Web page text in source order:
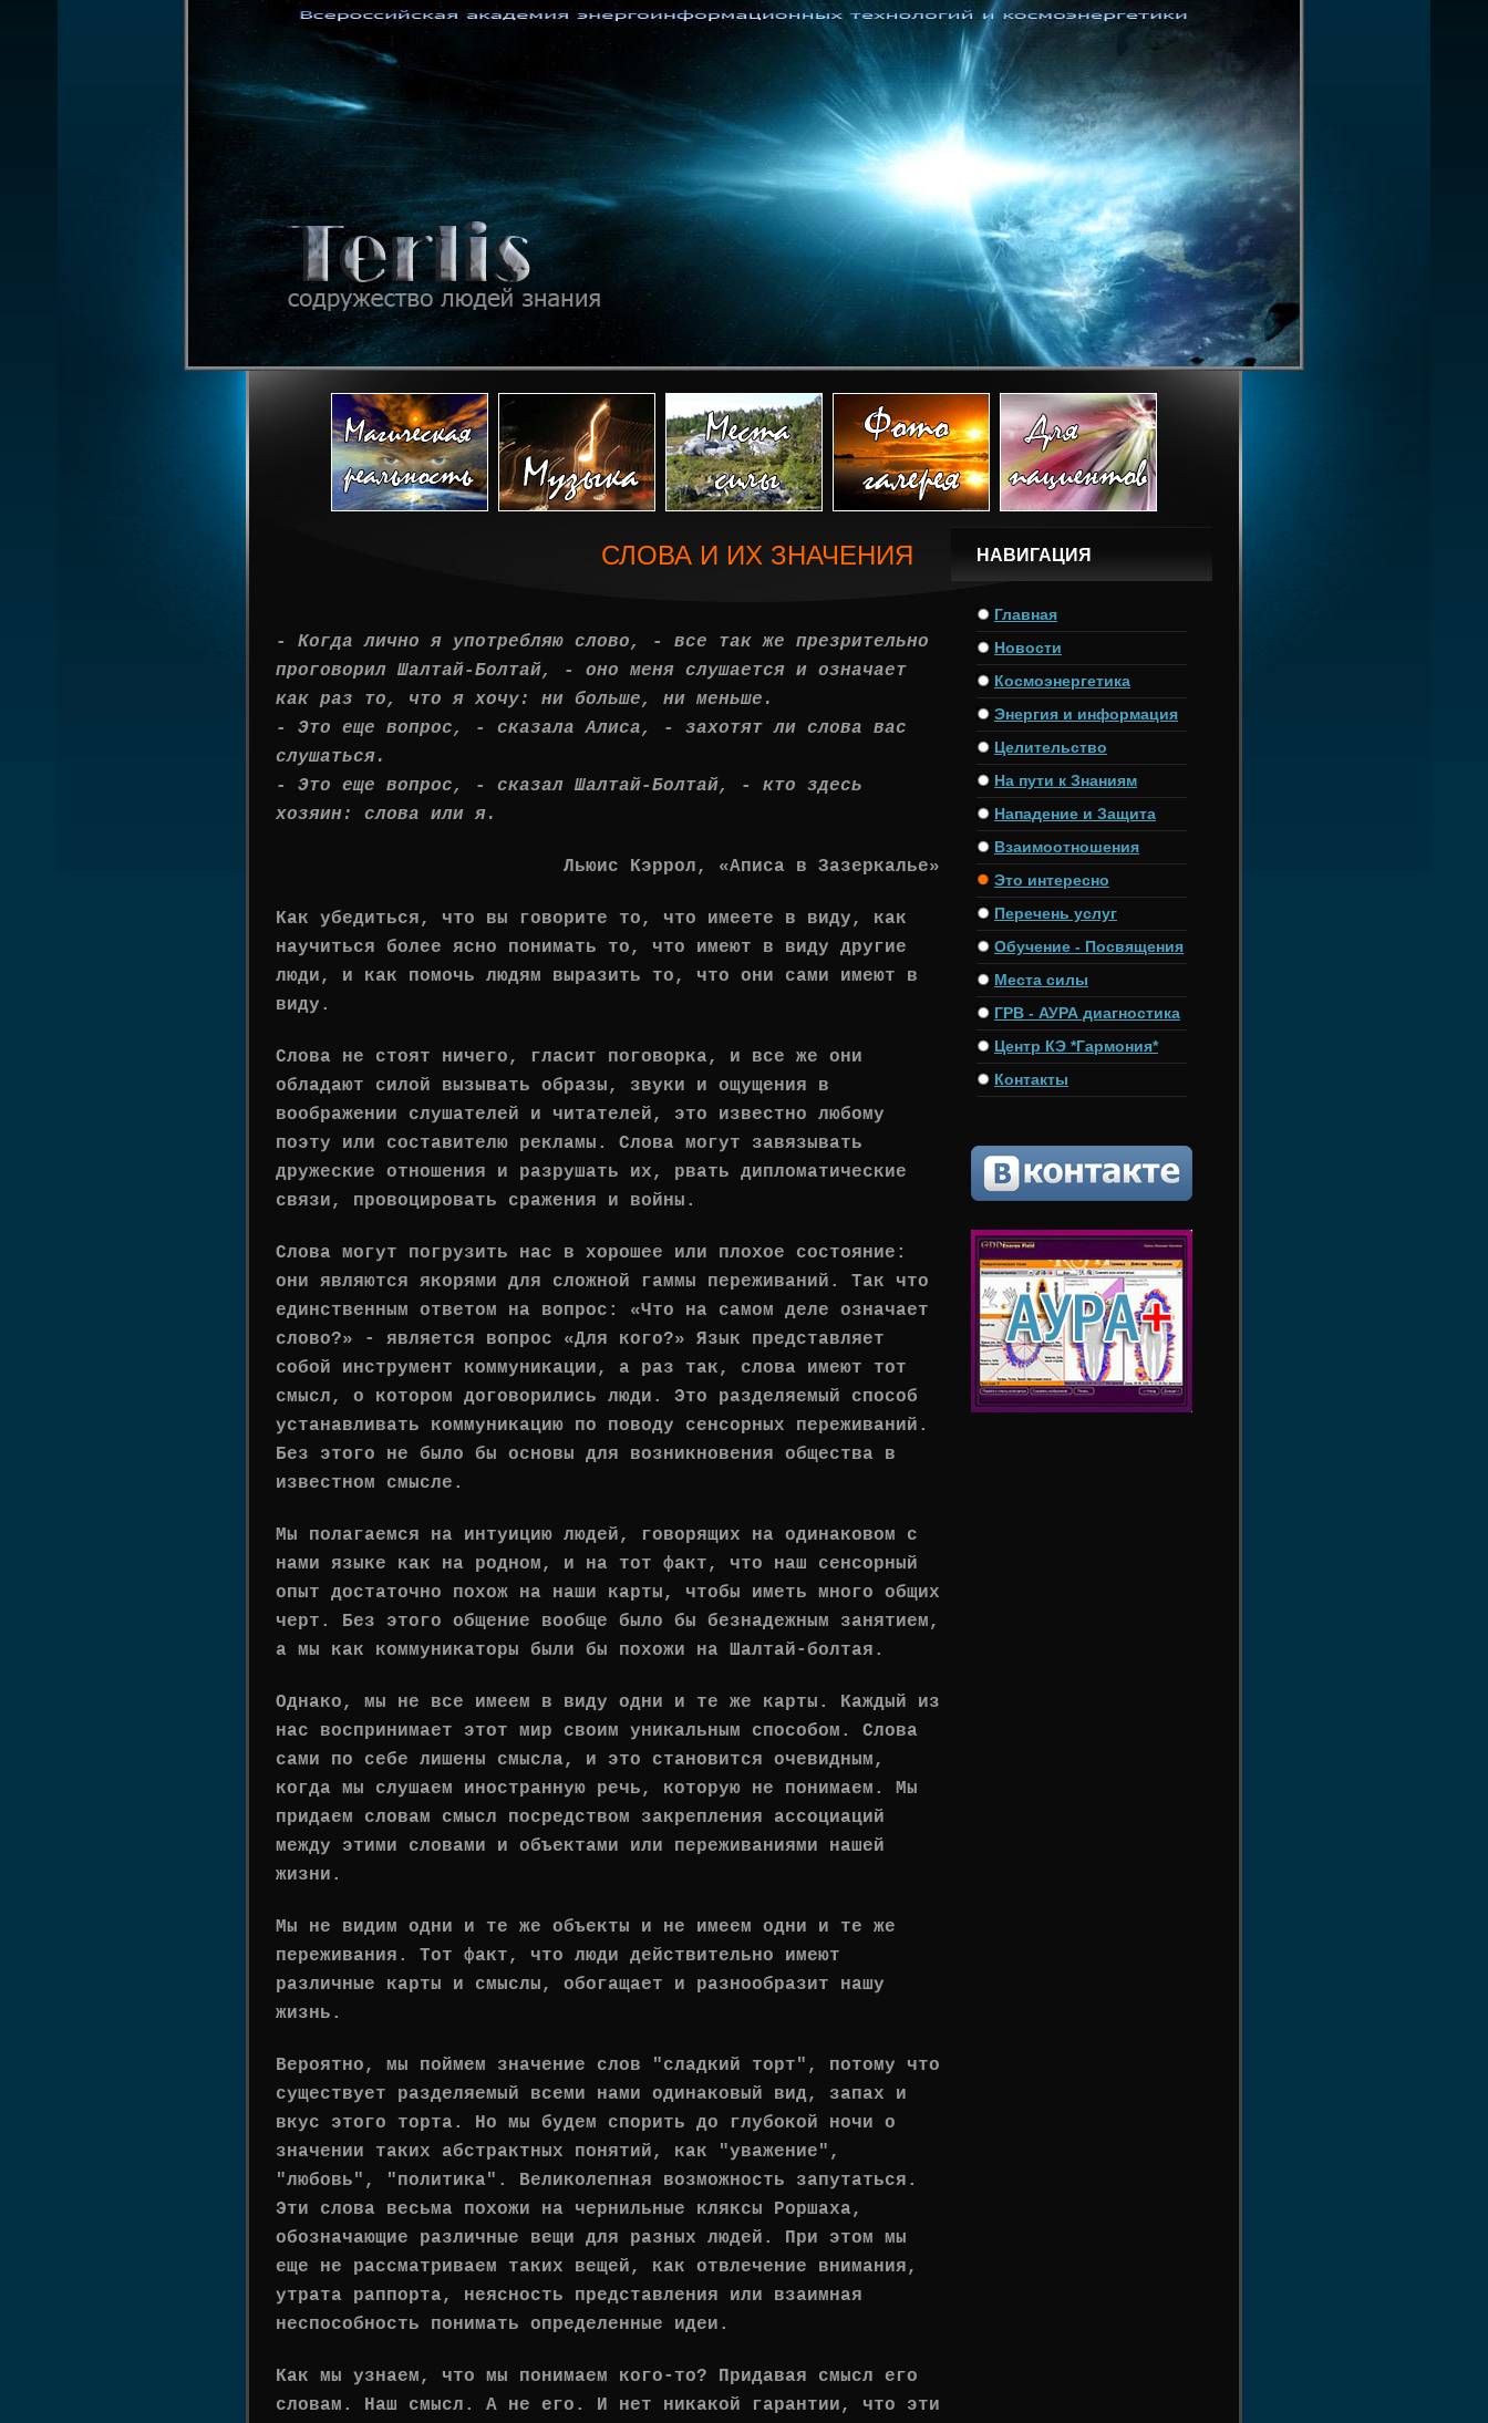
СЛОВА И ИХ ЗНАЧЕНИЯ
- Когда лично я употребляю слово, - все так же презрительно
проговорил Шалтай-Болтай, - оно меня слушается и означает
как раз то, что я хочу: ни больше, ни меньше.
- Это еще вопрос, - сказала Алиса, - захотят ли слова вас
слушаться.
- Это еще вопрос, - сказал Шалтай-Болтай, - кто здесь
хозяин: слова или я.
Льюис Кэррол, «Аписа в Зазеркалье»
Как убедиться, что вы говорите то, что имеете в виду, как
научиться более ясно понимать то, что имеют в виду другие
люди, и как помочь людям выразить то, что они сами имеют в
виду.
Слова не стоят ничего, гласит поговорка, и все же они
обладают силой вызывать образы, звуки и ощущения в
воображении слушателей и читателей, это известно любому
поэту или составителю рекламы. Слова могут завязывать
дружеские отношения и разрушать их, рвать дипломатические
связи, провоцировать сражения и войны.
Слова могут погрузить нас в хорошее или плохое состояние:
они являются якорями для сложной гаммы переживаний. Так что
единственным ответом на вопрос: «Что на самом деле означает
слово?» - является вопрос «Для кого?» Язык представляет
собой инструмент коммуникации, а раз так, слова имеют тот
смысл, о котором договорились люди. Это разделяемый способ
устанавливать коммуникацию по поводу сенсорных переживаний.
Без этого не было бы основы для возникновения общества в
известном смысле.
Мы полагаемся на интуицию людей, говорящих на одинаковом с
нами языке как на родном, и на тот факт, что наш сенсорный
опыт достаточно похож на наши карты, чтобы иметь много общих
черт. Без этого общение вообще было бы безнадежным занятием,
а мы как коммуникаторы были бы похожи на Шалтай-болтая.
Однако, мы не все имеем в виду одни и те же карты. Каждый из
нас воспринимает этот мир своим уникальным способом. Слова
сами по себе лишены смысла, и это становится очевидным,
когда мы слушаем иностранную речь, которую не понимаем. Мы
придаем словам смысл посредством закрепления ассоциаций
между этими словами и объектами или переживаниями нашей
жизни.
Мы не видим одни и те же объекты и не имеем одни и те же
переживания. Тот факт, что люди действительно имеют
различные карты и смыслы, обогащает и разнообразит нашу
жизнь.
Вероятно, мы поймем значение слов "сладкий торт", потому что
существует разделяемый всеми нами одинаковый вид, запах и
вкус этого торта. Но мы будем спорить до глубокой ночи о
значении таких абстрактных понятий, как "уважение",
"любовь", "политика". Великолепная возможность запутаться.
Эти слова весьма похожи на чернильные кляксы Роршаха,
обозначающие различные вещи для разных людей. При этом мы
еще не рассматриваем таких вещей, как отвлечение внимания,
утрата раппорта, неясность представления или взаимная
неспособность понимать определенные идеи.
Как мы узнаем, что мы понимаем кого-то? Придавая смысл его
словам. Наш смысл. А не его. И нет никакой гарантии, что эти
НАВИГАЦИЯ
Главная
Новости
Космоэнергетика
Энергия и информация
Целительство
На пути к Знаниям
Нападение и Защита
Взаимоотношения
Это интересно
Перечень услуг
Обучение - Посвящения
Места силы
ГРВ - АУРА диагностика
Центр КЭ *Гармония*
Контакты